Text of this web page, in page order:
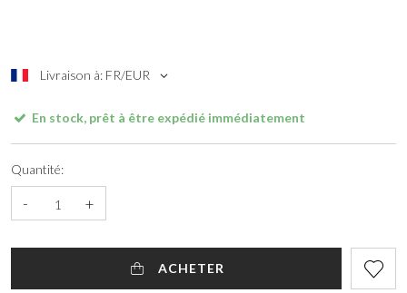
Livraison à: FR/EUR
En stock, prêt à être expédié immédiatement
Quantité:
- +
ACHETER